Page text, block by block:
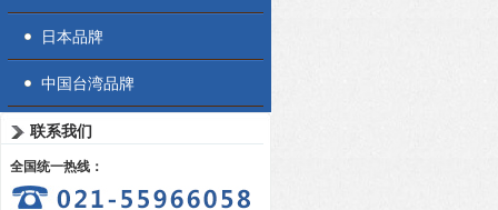
日本品牌
中国台湾品牌
联系我们
全国统一热线：